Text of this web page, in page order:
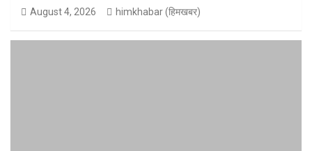
August 4, 2026 himkhabar (हिमखबर)